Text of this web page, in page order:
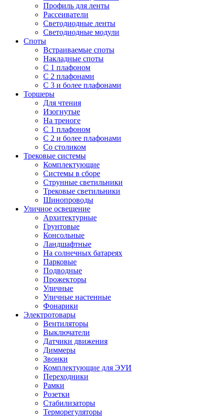
Профиль для ленты
Рассеиватели
Светодиодные ленты
Светодиодные модули
Споты
Встраиваемые споты
Накладные споты
С 1 плафоном
С 2 плафонами
С 3 и более плафонами
Торшеры
Для чтения
Изогнутые
На треноге
С 1 плафоном
С 2 и более плафонами
Со столиком
Трековые системы
Комплектующие
Системы в сборе
Струнные светильники
Трековые светильники
Шинопроводы
Уличное освещение
Архитектурные
Грунтовые
Консольные
Ландшафтные
На солнечных батареях
Парковые
Подводные
Прожекторы
Уличные
Уличные настенные
Фонарики
Электротовары
Вентиляторы
Выключатели
Датчики движения
Диммеры
Звонки
Комплектующие для ЭУИ
Переходники
Рамки
Розетки
Стабилизаторы
Терморегуляторы